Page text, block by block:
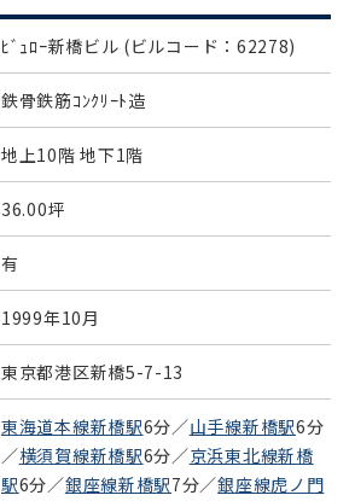
ﾋﾞｭﾛｰ新橋ビル (ビルコード：62278)
鉄骨鉄筋ｺﾝｸﾘｰﾄ造
地上10階 地下1階
36.00坪
有
1999年10月
東京都港区新橋5-7-13
東海道本線新橋駅6分／山手線新橋駅6分
／横須賀線新橋駅6分／京浜東北線新橋
駅6分／銀座線新橋駅7分／銀座線虎ノ門